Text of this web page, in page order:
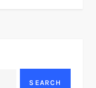
SEARCH